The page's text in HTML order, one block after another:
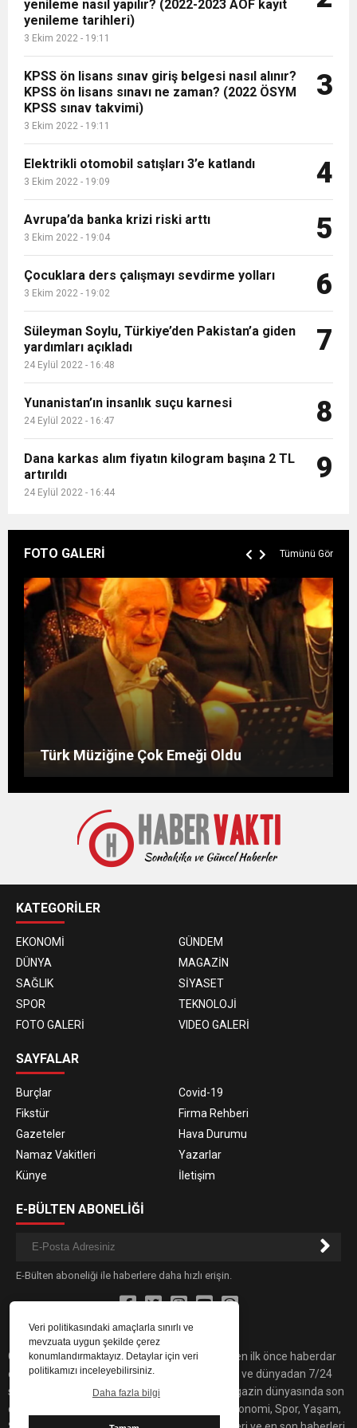
Veri politikasındaki amaçlarla sınırlı ve
mevzuata uygun şekilde çerez
konumlandırmaktayız. Detaylar için veri
politikamızı inceleyebilirsiniz.
Daha fazla bilgi
16:44 Dana karkas alım fiyatın kilogram başına 2 TL
çıkışını yorumladı
19:12 Endonezya’da futbol maçında izdiham: 125
ölü
yenileme nasıl yapılır? (2022-2023 AÖF kayıt
yenileme tarihleri)
3 Ekim 2022 - 19:11
KPSS ön lisans sınav giriş belgesi nasıl alınır?
KPSS ön lisans sınavı ne zaman? (2022 ÖSYM
KPSS sınav takvimi)
3 Ekim 2022 - 19:11
3
Elektrikli otomobil satışları 3’e katlandı
3 Ekim 2022 - 19:09 4
Avrupa’da banka krizi riski arttı
3 Ekim 2022 - 19:04 5
Çocuklara ders çalışmayı sevdirme yolları
3 Ekim 2022 - 19:02 6
Süleyman Soylu, Türkiye’den Pakistan’a giden
yardımları açıkladı
24 Eylül 2022 - 16:48
7
Yunanistan’ın insanlık suçu karnesi
24 Eylül 2022 - 16:47 8
Dana karkas alım fiyatın kilogram başına 2 TL
artırıldı
24 Eylül 2022 - 16:44
9
FOTO GALERİ Tümünü Gör
Türk Müziğine Çok Emeği Oldu
Bu Burçlar Paraya Para Demeyecek
KATEGORİLER
EKONOMİ
GÜNDEM
DÜNYA
MAGAZİN
SAĞLIK
SİYASET
SPOR
TEKNOLOJİ
FOTO GALERİ
VIDEO GALERİ
SAYFALAR
Burçlar
Covid-19
Fikstür
Firma Rehberi
Gazeteler
Hava Durumu
Namaz Vakitleri
Yazarlar
Künye
İletişim
E-BÜLTEN ABONELİĞİ
E-Bülten aboneliği ile haberlere daha hızlı erişin.
Gündemdeki son dakika haber ve gelişmelerden ilk önce haberdar
olmak için İnterntyapı'yı takip edin! Türkiye’den ve dünyadan 7/24
son dakika haberleri bulabilirsiniz. Yaşam, magazin dünyasında son
dakika haberleri, Sitemiz'de Siyaset, Sağlık, Ekonomi, Spor, Yaşam,